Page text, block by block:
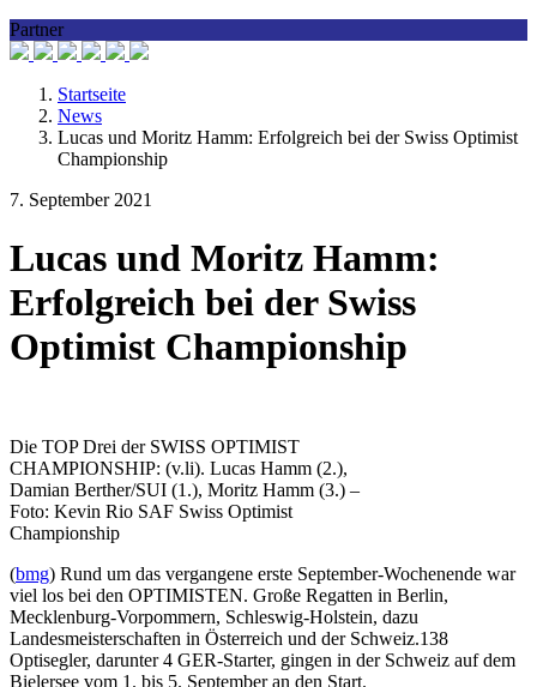
Partner
Startseite
News
Lucas und Moritz Hamm: Erfolgreich bei der Swiss Optimist
Championship
7. September 2021
Lucas und Moritz Hamm:
Erfolgreich bei der Swiss
Optimist Championship
Die TOP Drei der SWISS OPTIMIST
CHAMPIONSHIP: (v.li). Lucas Hamm (2.),
Damian Berther/SUI (1.), Moritz Hamm (3.) –
Foto: Kevin Rio SAF Swiss Optimist
Championship
(bmg) Rund um das vergangene erste September-Wochenende war
viel los bei den OPTIMISTEN. Große Regatten in Berlin,
Mecklenburg-Vorpommern, Schleswig-Holstein, dazu
Landesmeisterschaften in Österreich und der Schweiz.138
Optisegler, darunter 4 GER-Starter, gingen in der Schweiz auf dem
Bielersee vom 1. bis 5. September an den Start.